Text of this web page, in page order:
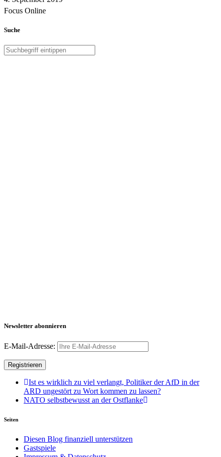
Focus Online
Suche
Newsletter abonnieren
E-Mail-Adresse:
Ist es wirklich zu viel verlangt, Politiker der AfD in der
ARD ungestört zu Wort kommen zu lassen?
NATO selbstbewusst an der Ostflanke
Seiten
Diesen Blog finanziell unterstützen
Gastspiele